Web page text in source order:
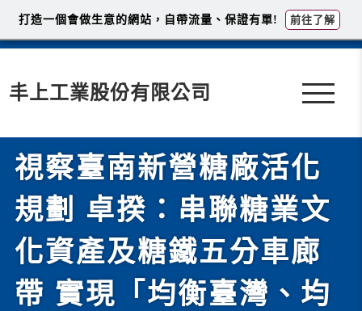
丰上工業股份有限公司
視察臺南新營糖廠活化
規劃 卓揆：串聯糖業文
化資產及糖鐵五分車廊
帶 實現「均衡臺灣、均
打造一個會做生意的網站，自帶流量、保證有單! 前往了解